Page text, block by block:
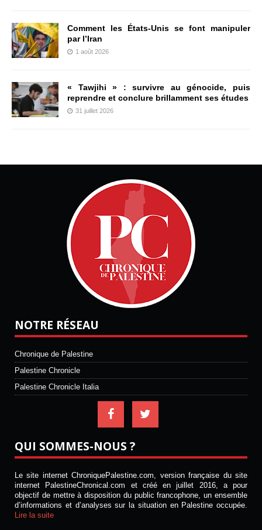
Comment les États-Unis se font manipuler
par l’Iran
1 août 2026
« Tawjihi » : survivre au génocide, puis
reprendre et conclure brillamment ses études
31 juillet 2026
NOTRE RÉSEAU
Chronique de Palestine
Palestine Chronicle
Palestine Chronicle Italia
QUI SOMMES-NOUS ?
Le site internet ChroniquePalestine.com, version française du site
internet PalestineChronical.com et créé en juillet 2016, a pour
objectif de mettre à disposition du public francophone, un ensemble
d’informations et d’analyses sur la situation en Palestine occupée.
Lire la suite